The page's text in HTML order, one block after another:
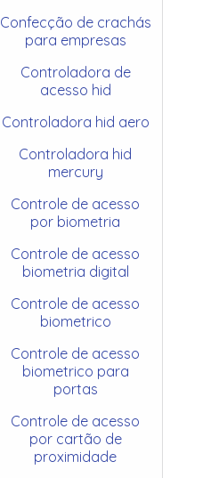
Confecção de crachás
para empresas
Controladora de
acesso hid
Controladora hid aero
Controladora hid
mercury
Controle de acesso
por biometria
Controle de acesso
biometria digital
Controle de acesso
biometrico
Controle de acesso
biometrico para
portas
Controle de acesso
por cartão de
proximidade